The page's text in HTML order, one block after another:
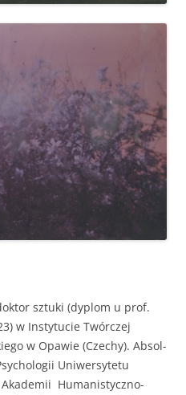
sztu­ki (dyplom u prof.
w Insty­tu­cie Twór­czej
w Opaw­ie (Czechy). Absol­
Uni­w­er­syte­tu
Human­isty­czno-